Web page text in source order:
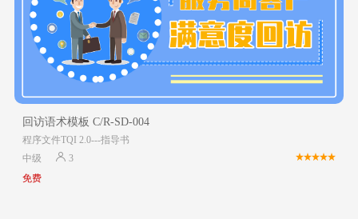
回访语术模板 C/R-SD-004
程序文件TQI 2.0---指导书
中级
3
免费